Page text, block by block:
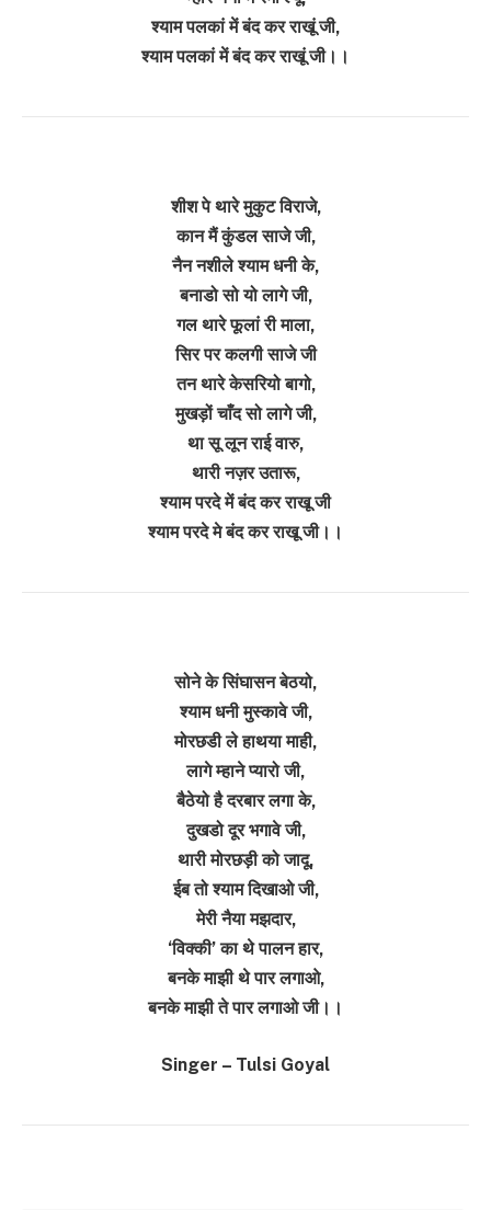
श्याम पलकां में बंद कर राखूं जी,
श्याम पलकां में बंद कर राखूं जी।।
शीश पे थारे मुकुट विराजे,
कान मैं कुंडल साजे जी,
नैन नशीले श्याम धनी के,
बनाडो सो यो लागे जी,
गल थारे फूलां री माला,
सिर पर कलगी साजे जी
तन थारे केसरियो बागो,
मुखड़ों चाँद सो लागे जी,
था सू लून राई वारु,
थारी नज़र उतारू,
श्याम परदे में बंद कर राखू जी
श्याम परदे मे बंद कर राखू जी।।
सोने के सिंघासन बेठयो,
श्याम धनी मुस्कावे जी,
मोरछडी ले हाथया माही,
लागे म्हाने प्यारो जी,
बैठेयो है दरबार लगा के,
दुखडो दूर भगावे जी,
थारी मोरछड़ी को जादू,
ईब तो श्याम दिखाओ जी,
मेरी नैया मझदार,
‘विक्की’ का थे पालन हार,
बनके माझी थे पार लगाओ,
बनके माझी ते पार लगाओ जी।।
Singer – Tulsi Goyal